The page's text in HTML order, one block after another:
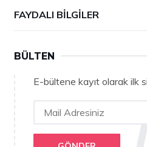
FAYDALI BILGILER
BÜLTEN
E-bültene kayıt olarak ilk